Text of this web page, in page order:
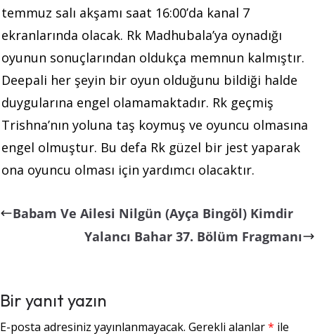
temmuz salı akşamı saat 16:00’da kanal 7
ekranlarında olacak. Rk Madhubala’ya oynadığı
oyunun sonuçlarından oldukça memnun kalmıştır.
Deepali her şeyin bir oyun olduğunu bildiği halde
duygularına engel olamamaktadır. Rk geçmiş
Trishna’nın yoluna taş koymuş ve oyuncu olmasına
engel olmuştur. Bu defa Rk güzel bir jest yaparak
ona oyuncu olması için yardımcı olacaktır.
Babam Ve Ailesi Nilgün (Ayça Bingöl) Kimdir
Yalancı Bahar 37. Bölüm Fragmanı
Bir yanıt yazın
E-posta adresiniz yayınlanmayacak. Gerekli alanlar* ile